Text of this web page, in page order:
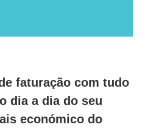
faturação com tudo
dia a dia do seu
económico do